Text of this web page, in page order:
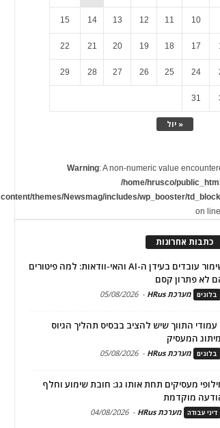
« יול
10
11
12
13
14
15
17
18
19
20
21
22
24
25
26
27
28
29
31
Warning: A non-numeric value
/home/hrusco/
content/themes/Newsmag/includes/wp_booster/
on
כתבות אחרונות
שימור עובדים בעידן ה-AI והאי-וודאות: למה פיטורים
לא פתרון קסם
בלוגים מערכת HRus -
05/08/2026
7 עמודי התווך שיש להציב בבסיס תהליך הגיוס
המעסיק
בלוגים מערכת HRus -
05/08/2026
מעסיקים תחת אותו גג: חובת שימוע וחלף
מוקדמת
דיני עבודה מערכת HRus -
04/08/2026